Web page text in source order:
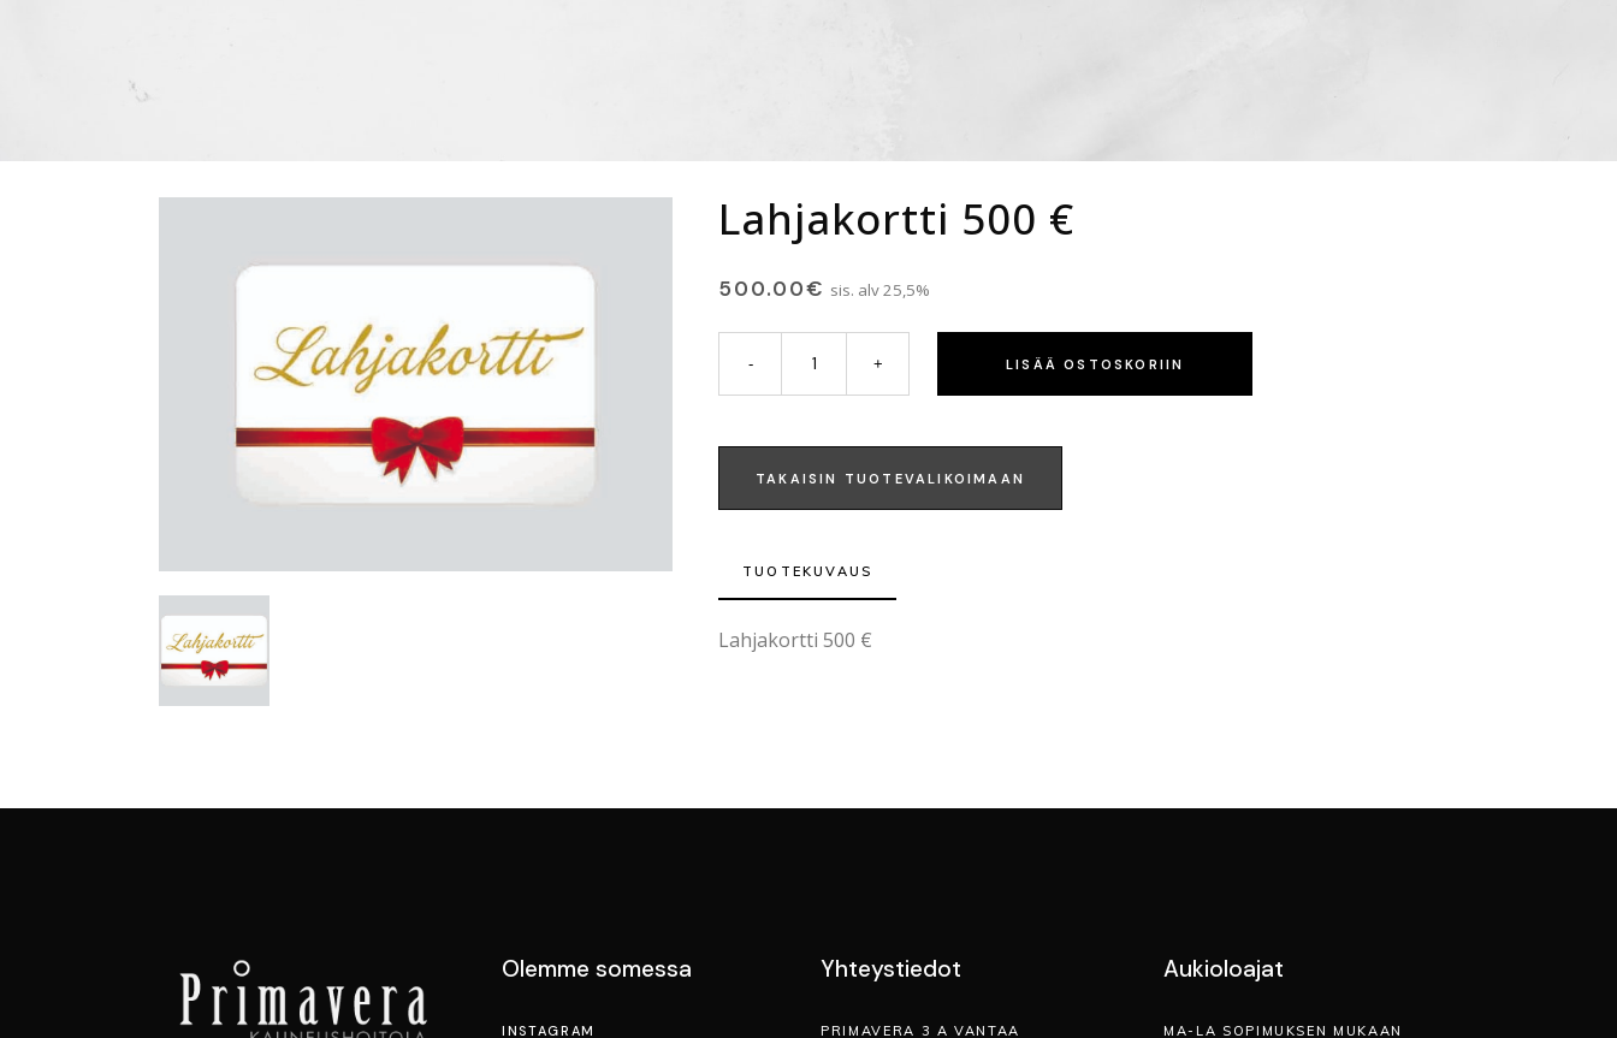
Lahjakortti 500 €
500.00€ sis. alv 25,5%
LISÄÄ OSTOSKORIIN
TAKAISIN TUOTEVALIKOIMAAN
TUOTEKUVAUS
Lahjakortti 500 €
Olemme somessa
INSTAGRAM
Yhteystiedot
PRIMAVERA 3 A VANTAA
Aukioloajat
MA-LA SOPIMUKSEN MUKAAN